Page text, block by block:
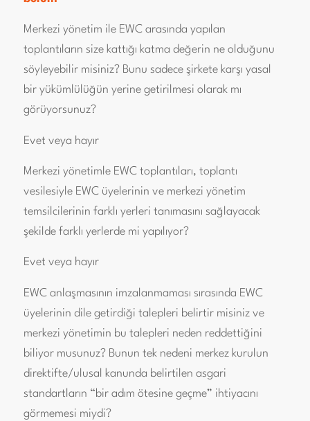
Merkezi yönetim ile EWC arasında yapılan
toplantıların size kattığı katma değerin ne olduğunu
söyleyebilir misiniz? Bunu sadece şirkete karşı yasal
bir yükümlülüğün yerine getirilmesi olarak mı
görüyorsunuz?
Evet veya hayır
Merkezi yönetimle EWC toplantıları, toplantı
vesilesiyle EWC üyelerinin ve merkezi yönetim
temsilcilerinin farklı yerleri tanımasını sağlayacak
şekilde farklı yerlerde mi yapılıyor?
Evet veya hayır
EWC anlaşmasının imzalanmaması sırasında EWC
üyelerinin dile getirdiği talepleri belirtir misiniz ve
merkezi yönetimin bu talepleri neden reddettiğini
biliyor musunuz? Bunun tek nedeni merkez kurulun
direktifte/ulusal kanunda belirtilen asgari
standartların “bir adım ötesine geçme” ihtiyacını
görmemesi miydi?